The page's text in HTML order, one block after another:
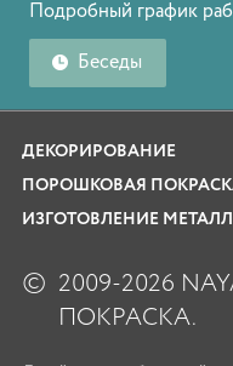
Подробный график
Беседы
ДЕКОРИРОВАНИЕ
ПОРОШКОВАЯ
ИЗГОТОВЛЕНИЕ
© 2009-2026
ПОКРАСКА.